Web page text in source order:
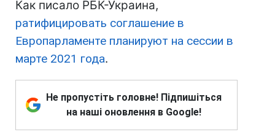
Как писало РБК-Украина,
ратифицировать соглашение в
Европарламенте планируют на сессии в
марте 2021 года.
Не пропустіть головне! Підпишіться
на наші оновлення в Google!